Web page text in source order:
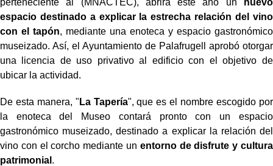
perteneciente al (MNACTEC), abrirá este año un nuevo
espacio destinado a explicar la estrecha relación del vino
con el tapón, mediante una enoteca y espacio gastronómico
museizado. Así, el Ayuntamiento de Palafrugell aprobó otorgar
una licencia de uso privativo al edificio con el objetivo de
ubicar la actividad.
De esta manera, " La Tapería", que es el nombre escogido por
la enoteca del Museo contará pronto con un espacio
gastronómico museizado, destinado a explicar la relación del
vino con el corcho mediante un entorno de disfrute y cultura
patrimonial .